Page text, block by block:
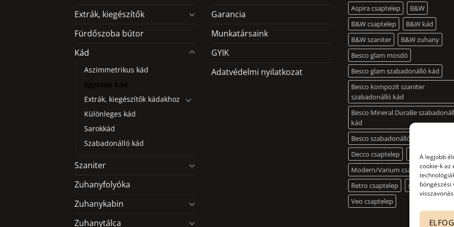
A legjobb
cookie-k az
böngészési
változatok
a
termékoldalon
választhatók
ki
Extrák, kiegészítők
Fürdőszoba bútor
Kád
Aszimmetrikus kád
Egyenes kád
Extrák, kiegészítők kádakhoz
Különleges kád
Sarokkád
Szabadonálló kád
Szaniter
Zuhanyfolyóka
Zuhanykabin
Zuhanytálca
Garancia
Munkatársaink
GYIK
Adatvédelmi nyilatkozat
Aspira csaptelep
B&W
B&W csaptelep
B&W kád
B&W szaniter
B&W zuhany
Besco glam mosdó
Besco glam szabadonálló kád
Besco kompozit szaniter
szabadonálló kád
Besco Mineral DuraBe
kád
Besco szabadonálló mosdó
Decco csaptelep
Illusion
Modern/Varium csaptelep
Retro csaptelep
slim kád
Veo csaptelep